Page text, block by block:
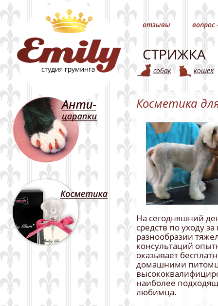
отзывы
СТРИЖКА
собак кошек
Косметика
На сегодняшний
средств по уходу
разнообразии
консультаций
оказывает
домашними
наиболее
любимца.